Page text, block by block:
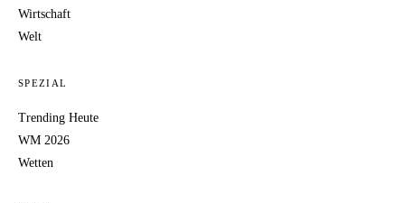
Wirtschaft
Welt
SPEZIAL
Trending Heute
WM 2026
Wetten